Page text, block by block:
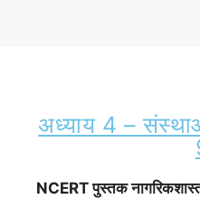
अध्याय 4 –
NCERT पुस्तक